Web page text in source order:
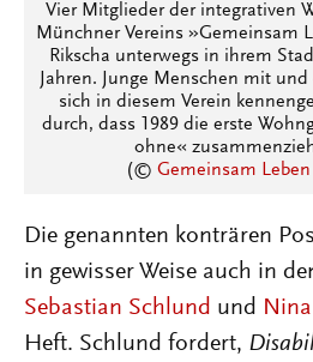
Vier Mitglieder der integrativen
Münchner Vereins »Gemeinsam
Rikscha unterwegs in ihrem
Jahren. Junge Menschen mit
sich in diesem Verein
durch, dass 1989 die erste
ohne«
(© Gemeinsam Leben
Die genannten konträren
in gewisser Weise auch in
Sebastian Schlund und
Heft. Schlund fordert,